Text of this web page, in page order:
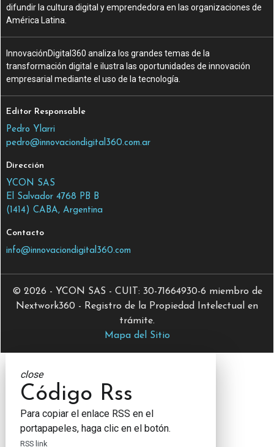
difundir la cultura digital y emprendedora en las organizaciones de
América Latina.
InnovaciónDigital360 analiza los grandes temas de la
transformación digital e ilustra las oportunidades de innovación
empresarial mediante el uso de la tecnología.
Editor Responsable
Pedro Ylarri
pedro@innovaciondigital360.com.ar
Dirección
YCON SAS
El Salvador 4768 PB B
(1414) CABA, Argentina
Contacto
info@innovaciondigital360.com
© 2026 - YCON SAS - CUIT: 30-71664930-6 miembro de
Nextwork360 - Registro de la Propiedad Intelectual en
trámite.
Mapa del Sitio
close
Código Rss
Para copiar el enlace RSS en el
portapapeles, haga clic en el botón.
RSS link